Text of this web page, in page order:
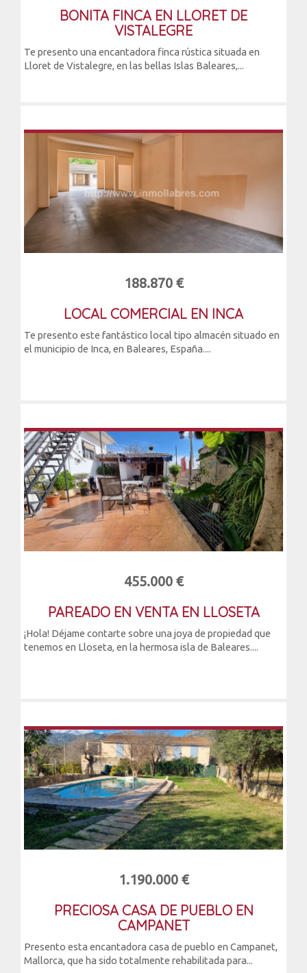
BONITA FINCA EN LLORET DE
VISTALEGRE
Te presento una encantadora finca rústica situada en
Lloret de Vistalegre, en las bellas Islas Baleares,...
188.870 €
LOCAL COMERCIAL EN INCA
Te presento este fantástico local tipo almacén situado en
el municipio de Inca, en Baleares, España....
455.000 €
PAREADO EN VENTA EN LLOSETA
¡Hola! Déjame contarte sobre una joya de propiedad que
tenemos en Lloseta, en la hermosa isla de Baleares....
1.190.000 €
PRECIOSA CASA DE PUEBLO EN
CAMPANET
Presento esta encantadora casa de pueblo en Campanet,
Mallorca, que ha sido totalmente rehabilitada para...